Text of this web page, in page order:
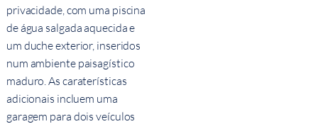
privacidade, com uma piscina
de água salgada aquecida e
um duche exterior, inseridos
num ambiente paisagístico
maduro. As caraterísticas
adicionais incluem uma
garagem para dois veículos